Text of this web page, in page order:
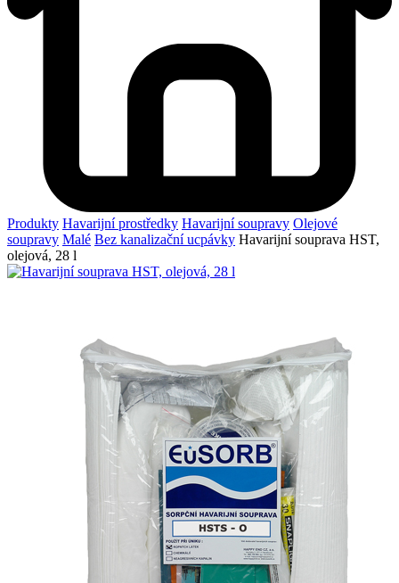
Produkty Havarijní prostředky Havarijní soupravy Olejové
soupravy Malé Bez kanalizační ucpávky Havarijní souprava HST,
olejová, 28 l